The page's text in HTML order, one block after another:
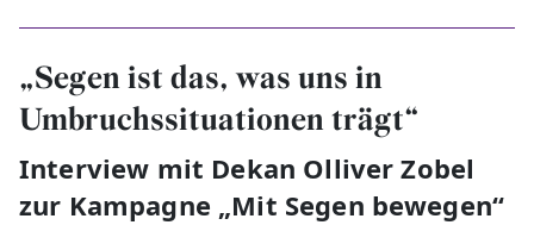
„Segen ist das, was uns in
Umbruchssituationen trägt“
Interview mit Dekan Olliver Zobel
zur Kampagne „Mit Segen bewegen“